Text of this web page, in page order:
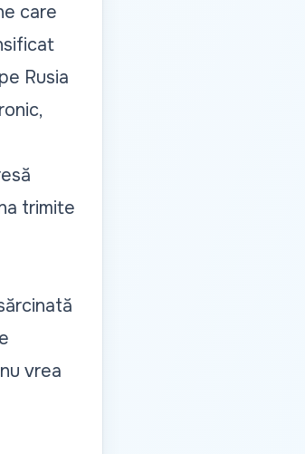
care
Rusia
trimite
vrea